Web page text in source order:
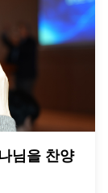
님을 찬양